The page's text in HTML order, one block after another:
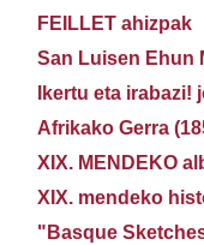
FEILLET ahizpak
San Luisen Ehun
Ikertu eta
Afrikako Gerra
XIX. MENDEKO
XIX. mendeko
"Basque